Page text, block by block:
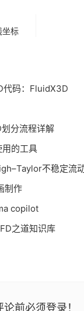
坐标
代码：FluidX3D
分流程详解
的工具
不稳定流
制作
copilot
之道知识库
论前必须登录！